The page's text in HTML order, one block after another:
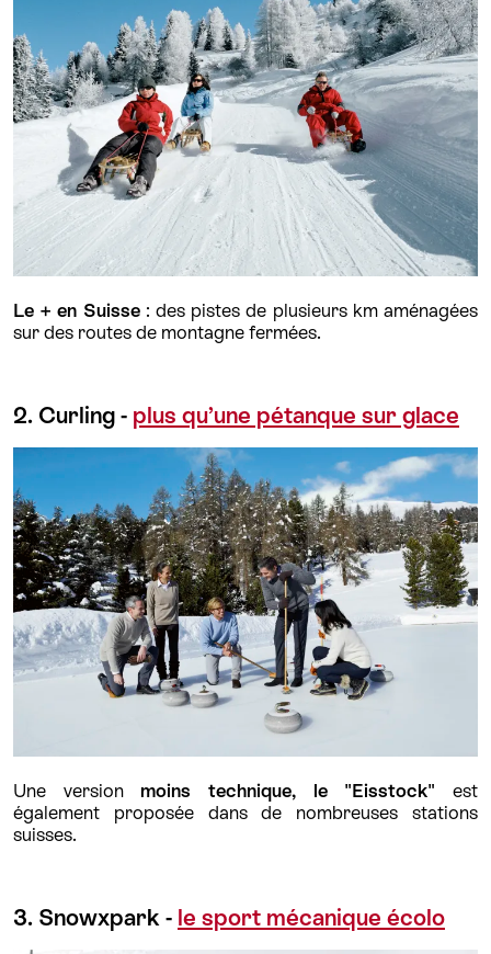
Le + en Suisse: des pistes de plusieurs km aménagées
sur des routes de montagne fermées.
2. Curling - plus qu’une pétanque sur glace
Une version moins technique, le "Eisstock" est
également proposée dans de nombreuses stations
suisses.
3. Snowxpark - le sport mécanique écolo